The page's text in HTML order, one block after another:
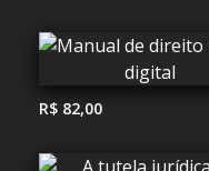
R$ 82,00